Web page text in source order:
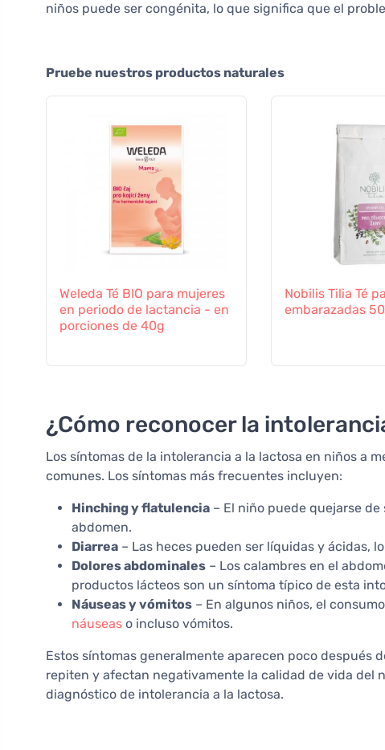
niños puede ser congénita, lo que significa que el
Pruebe nuestros productos naturales
Weleda Té BIO para mujeres
en periodo de lactancia - en
porciones de 40g
Nobilis Tilia Té
embarazadas
¿Cómo reconocer la
Los síntomas de la intolerancia a la lactosa en niños a
comunes. Los síntomas más frecuentes incluyen:
Hinching y flatulencia – El niño puede quejarse
abdomen.
Diarrea – Las heces pueden ser líquidas y ácidas,
Dolores abdominales – Los calambres en el
productos lácteos son un síntoma típico de esta
Náuseas y vómitos – En algunos niños, el
náuseas o incluso vómitos.
Estos síntomas generalmente aparecen poco después
repiten y afectan negativamente la calidad de vida del
diagnóstico de intolerancia a la lactosa.